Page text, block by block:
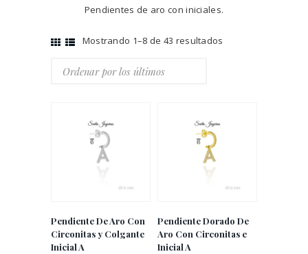
Pendientes de aro con iniciales.
Mostrando 1–8 de 43 resultados
Pendiente De Aro Con
Circonitas y Colgante
Inicial A
Pendiente Dorado De
Aro Con Circonitas e
Inicial A